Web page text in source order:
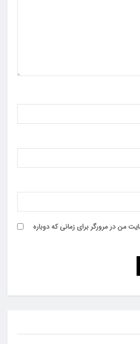
من در مرورگر برای زمانی که دوباره